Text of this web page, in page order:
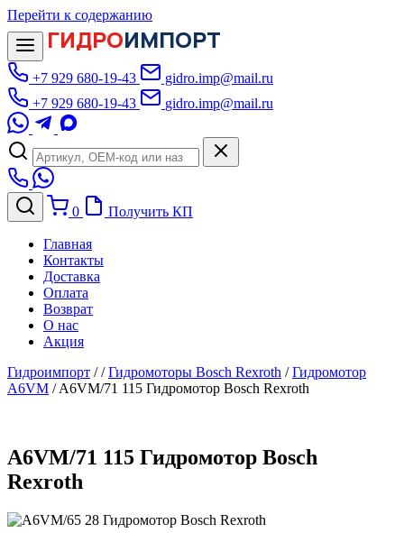
Перейти к содержанию
ГИДРОИМПОРТ
+7 929 680-19-43
gidro.imp@mail.ru
+7 929 680-19-43
gidro.imp@mail.ru
0 Получить КП
Главная
Контакты
Доставка
Оплата
Возврат
О нас
Акция
Гидроимпорт //Гидромоторы Bosch Rexroth /Гидромотор
A6VM /A6VM/71 115 Гидромотор Bosch Rexroth
A6VM/71 115 Гидромотор Bosch
Rexroth